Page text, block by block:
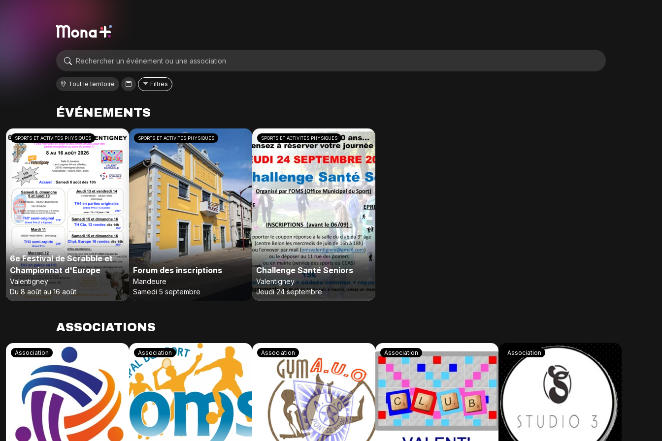
Tout le territoire Filtres
ÉVÉNEMENTS
SPORTS ET ACTIVITÉS PHYSIQUES
6e Festival de Scrabble et
Championnat d'Europe
Valentigney
Du 8 août au 16 août
SPORTS ET ACTIVITÉS PHYSIQUES
Forum des inscriptions
Mandeure
Samedi 5 septembre
SPORTS ET ACTIVITÉS PHYSIQUES
Challenge Santé Seniors
Valentigney
Jeudi 24 septembre
ASSOCIATIONS
Association Association Association Association Association